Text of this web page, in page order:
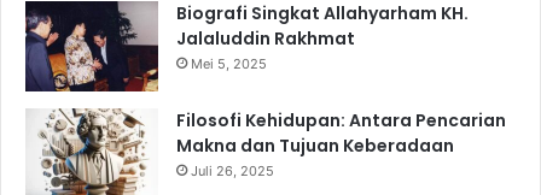
Biografi Singkat Allahyarham KH.
Jalaluddin Rakhmat
Mei 5, 2025
Filosofi Kehidupan: Antara Pencarian
Makna dan Tujuan Keberadaan
Juli 26, 2025